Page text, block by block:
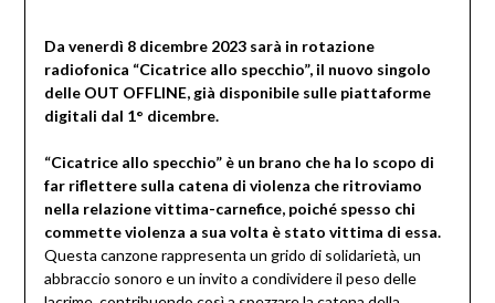
Da venerdì 8 dicembre 2023 sarà in rotazione
radiofonica “Cicatrice allo specchio”, il nuovo singolo
delle OUT OFFLINE, già disponibile sulle piattaforme
digitali dal 1° dicembre.
“Cicatrice allo specchio” è un brano che ha lo scopo di
far riflettere sulla catena di violenza che ritroviamo
nella relazione vittima-carnefice, poiché spesso chi
commette violenza a sua volta è stato vittima di essa.
Questa canzone rappresenta un grido di solidarietà, un
abbraccio sonoro e un invito a condividere il peso delle